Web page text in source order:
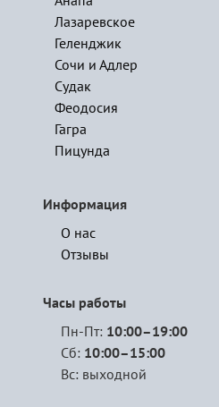
Лазаревское
Геленджик
Сочи и Адлер
Судак
Феодосия
Гагра
Пицунда
Информация
О нас
Отзывы
Часы работы
Пн-Пт: 10:00–19:00
Сб: 10:00–15:00
Вс: выходной